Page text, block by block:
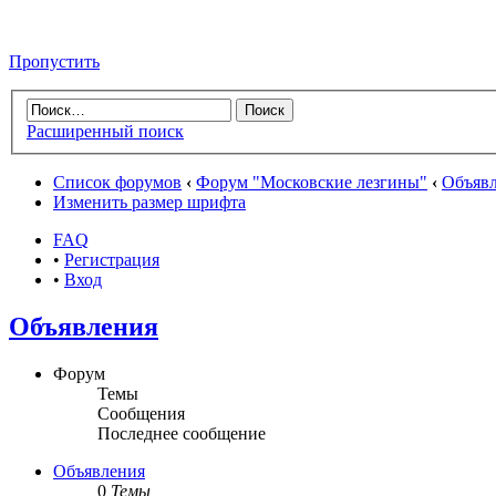
Пропустить
Расширенный поиск
Список форумов ‹ Форум "Московские лезгины" ‹
Изменить размер шрифта
FAQ
• Регистрация
• Вход
Объявления
Форум
Темы
Сообщения
Последнее сообщение
Объявления
0 Темы